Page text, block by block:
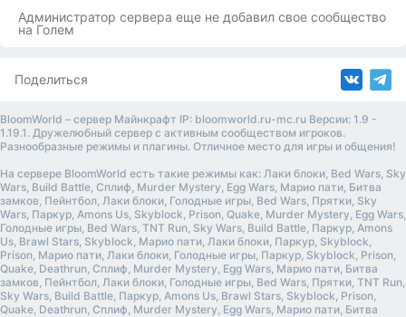
Администратор сервера еще не добавил свое сообщество
на Голем
Поделиться
BloomWorld – сервер Майнкрафт IP: bloomworld.ru-mc.ru Версии: 1.9 -
1.19.1. Дружелюбный сервер с активным сообществом игроков.
Разнообразные режимы и плагины. Отличное место для игры и общения!
На сервере BloomWorld есть такие режимы как: Лаки блоки, Bed Wars, Sky
Wars, Build Battle, Сплиф, Murder Mystery, Egg Wars, Марио пати, Битва
замков, Пейнтбол, Лаки блоки, Голодные игры, Bed Wars, Прятки, Sky
Wars, Паркур, Amons Us, Skyblock, Prison, Quake, Murder Mystery, Egg Wars,
Голодные игры, Bed Wars, TNT Run, Sky Wars, Build Battle, Паркур, Amons
Us, Brawl Stars, Skyblock, Марио пати, Лаки блоки, Паркур, Skyblock,
Prison, Марио пати, Лаки блоки, Голодные игры, Паркур, Skyblock, Prison,
Quake, Deathrun, Сплиф, Murder Mystery, Egg Wars, Марио пати, Битва
замков, Пейнтбол, Лаки блоки, Голодные игры, Bed Wars, Прятки, TNT Run,
Sky Wars, Build Battle, Паркур, Amons Us, Brawl Stars, Skyblock, Prison,
Quake, Deathrun, Сплиф, Murder Mystery, Egg Wars, Марио пати, Битва